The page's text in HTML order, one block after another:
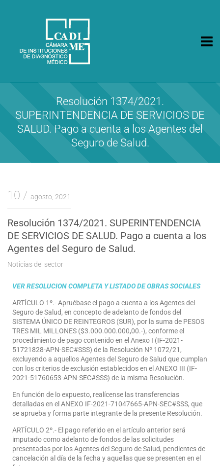
CA.DI.ME.
Cámara de Instituciones de Diagnóstico Médico
Resolución 1374/2021.
SUPERINTENDENCIA DE SERVICIOS DE
SALUD. Pago a cuenta a los Agentes del
Seguro de Salud.
10 agosto, 2021
Resolución 1374/2021. SUPERINTENDENCIA
DE SERVICIOS DE SALUD. Pago a cuenta a los
Agentes del Seguro de Salud.
Noticias del sector
VER RESOLUCION COMPLETA YLISTADO DE OBRAS SOCIALES
ARTÍCULO 1º.- Apruébase el pago a cuenta a los Agentes del
Seguro de Salud, en concepto de adelanto de fondos del
SISTEMA ÚNICO DE REINTEGROS (SUR), por la suma de PESOS
TRES MIL MILLONES ($3.000.000.000,00.-), conforme el
procedimiento de pago contenido en el Anexo I (IF-2021-
51721828-APN-SEC#SSS) de la Resolución Nº 1072/21,
excluyendo a aquellos Agentes del Seguro de Salud que cumplan
con los criterios de exclusión establecidos en el ANEXO III (IF-
2021-51760653-APN-SEC#SSS) de la misma Resolución.
En función de lo expuesto, realícense las transferencias
detalladas en el ANEXO IF-2021-71047665-APN-SEC#SSS, que
se aprueba y forma parte integrante de la presente Resolución.
ARTÍCULO 2º.- El pago referido en el artículo anterior será
imputado como adelanto de fondos de las solicitudes
presentadas por los Agentes del Seguro de Salud, pendientes de
cancelación al día de la fecha y aquellas que se presenten en el